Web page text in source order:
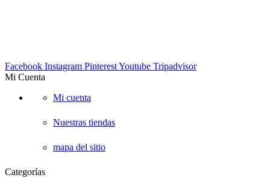
Facebook Instagram PinterestYoutube Tripadvisor
Mi Cuenta
Mi cuenta
Nuestras tiendas
mapa del sitio
Categorías